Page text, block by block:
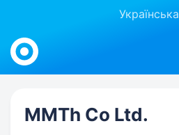
Українська
Work.ua
MMTh Co Ltd.